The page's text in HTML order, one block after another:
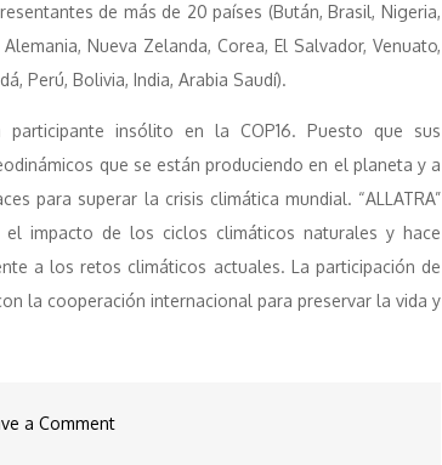
de más de 20 países (Bután, Brasil, Nigeria,
Nueva Zelanda, Corea, El Salvador, Venuato,
Perú, Bolivia, India, Arabia Saudí).
participante insólito en la COP16. Puesto que sus
que se están produciendo en el planeta y a
para superar la crisis climática mundial. “ALLATRA”
impacto de los ciclos climáticos naturales y hace
a los retos climáticos actuales. La participación de
la cooperación internacional para preservar la vida y
a Commenton